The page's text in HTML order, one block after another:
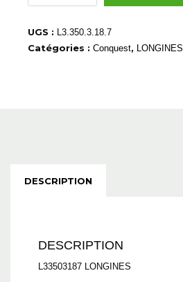
L33503187
UGS : L3.350.3.18.7
Catégories : Conquest, LONGINES
DESCRIPTION
DESCRIPTION
L33503187 LONGINES